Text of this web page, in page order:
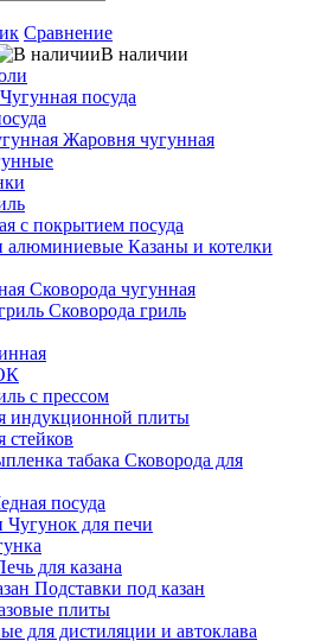
Сравнение
В наличии
Чугунная посуда
Жаровня чугунная
с покрытием посуда
Казаны и котелки
Сковорода чугунная
Сковорода гриль
с прессом
индукционной плиты
стейков
Сковорода для
посуда
Чугунок для печи
для казана
Подставки под казан
плиты
для дистиляции и автоклава